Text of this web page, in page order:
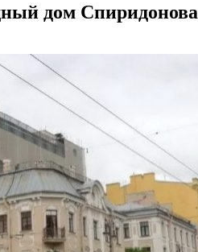
дом Спиридонова